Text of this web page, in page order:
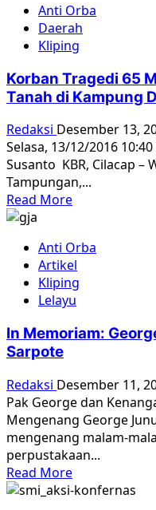
Mengisahkan
Sejarah
Lewat
Anti Orba
Daerah
Kliping
Korban Tragedi 65
Tanah di Kampung
Redaksi Desember 13,
Selasa, 13/12/2016
Susanto KBR, Cilacap –
Tampungan,...
Read MoreRead
Korban
Tragedi
65
Minta
Status
Kampung
Dampungan
Anti Orba
Artikel
Kliping
Lelayu
In Memoriam:
Sarpote
Redaksi Desember 11,
Pak George dan
Mengenang George
mengenang malam-
perpustakaan...
Read MoreRead
more